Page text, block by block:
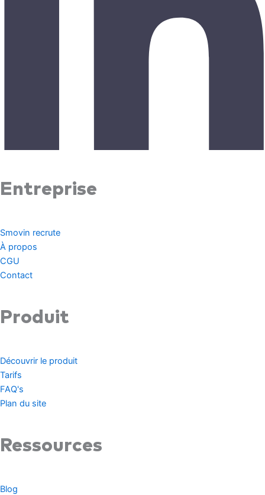
Entreprise
Smovin recrute
À propos
CGU
Contact
Produit
Découvrir le produit
Tarifs
FAQ's
Plan du site
Ressources
Blog